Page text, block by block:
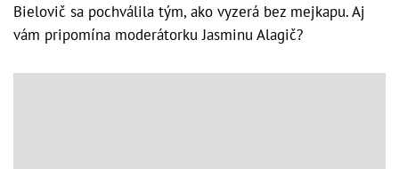
Bielovič sa pochválila tým, ako vyzerá bez mejkapu. Aj
vám pripomína moderátorku Jasminu Alagič?